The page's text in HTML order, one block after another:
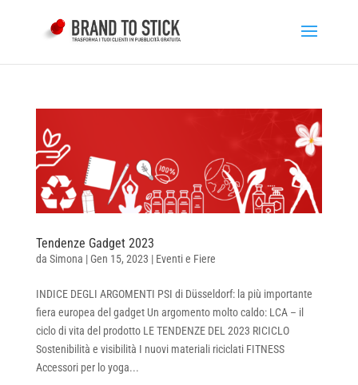
Tendenze Gadget 2023
da Simona |Gen 15, 2023 | Eventi e Fiere
INDICE DEGLI ARGOMENTI PSI di Düsseldorf: la più importante
fiera europea del gadget Un argomento molto caldo: LCA – il
ciclo di vita del prodotto LE TENDENZE DEL 2023 RICICLO
Sostenibilità e visibilità I nuovi materiali riciclati FITNESS
Accessori per lo yoga...